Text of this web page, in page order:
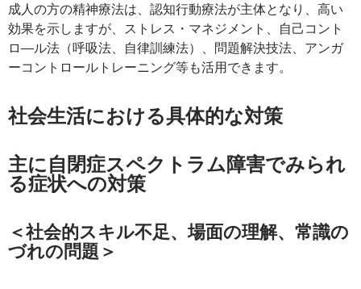
成人の方の精神療法は、認知行動療法が主体となり、高い
効果を示しますが、ストレス・マネジメント、自己コント
ロ―ル法（呼吸法、自律訓練法）、問題解決技法、アンガ
ーコントロールトレーニング等も活用できます。
社会生活における具体的な対策
主に自閉症スペクトラム障害でみられ
る症状への対策
＜社会的スキル不足、場面の理解、常識の
づれの問題＞